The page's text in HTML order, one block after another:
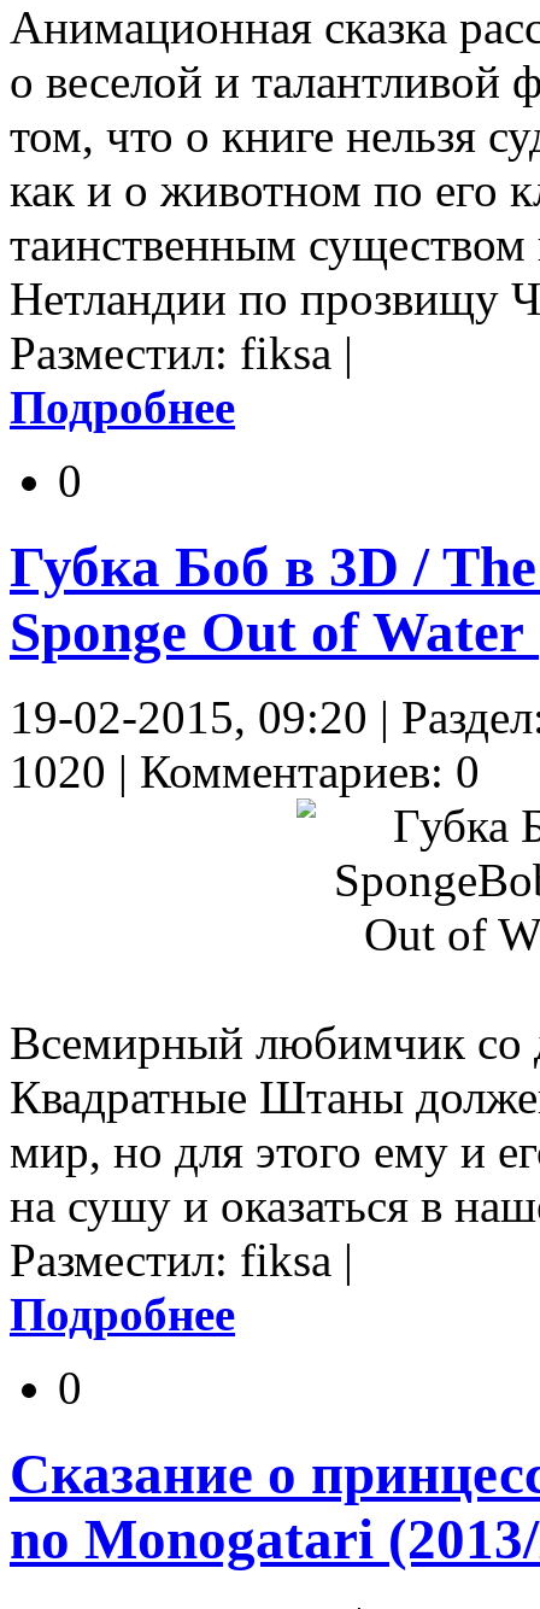
Анимационная сказка
о веселой и талантливой
том, что о книге нельзя
как и о животном по его
таинственным
Нетландии по прозвищу
Разместил: fiksa |
Подробнее
0
Губка Боб в 3D /
Sponge Out of Water
19-02-2015, 09:20 |
1020 | Комментариев: 0
Всемирный любимчик со
Квадратные Штаны
мир, но для этого ему и
на сушу и оказаться в
Разместил: fiksa |
Подробнее
0
Сказание о
no Monogatari